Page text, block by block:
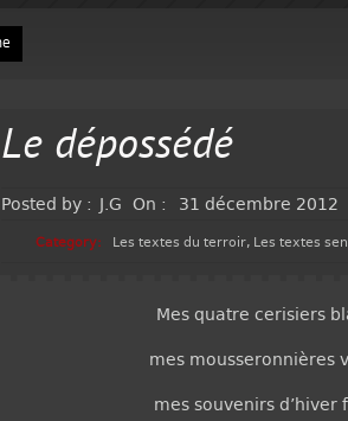
Le dépossédé
Posted by : J.G On : 31 décembre 2012
Category: Les textes du terroir, Les textes
Mes quatre cerisiers
mes mousseronnières
mes souvenirs